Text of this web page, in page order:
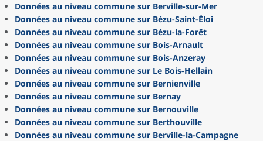
Données au niveau commune sur Berville-sur-Mer
Données au niveau commune sur Bézu-Saint-Éloi
Données au niveau commune sur Bézu-la-Forêt
Données au niveau commune sur Bois-Arnault
Données au niveau commune sur Bois-Anzeray
Données au niveau commune sur Le Bois-Hellain
Données au niveau commune sur Bernienville
Données au niveau commune sur Bernay
Données au niveau commune sur Bernouville
Données au niveau commune sur Berthouville
Données au niveau commune sur Berville-la-Campagne